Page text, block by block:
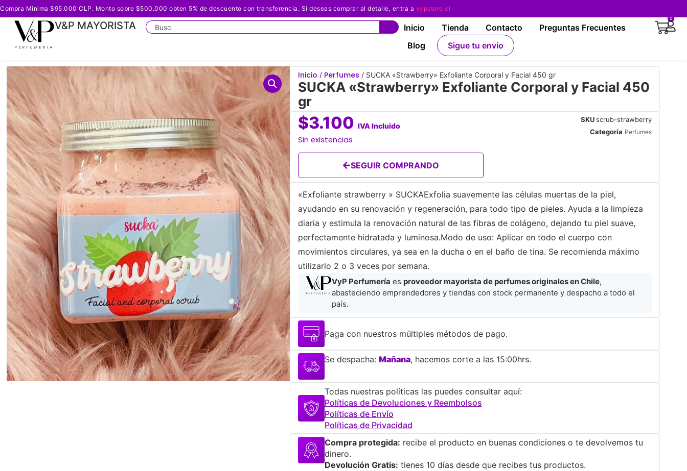
Compra Minima $95.000 CLP. Monto sobre $500.000 obten 5% de descuento con transferencia. Si deseas comprar al detalle, entra a vypstore.cl
V&P MAYORISTA Inicio Tienda Contacto
Preguntas Frecuentes
Blog
Sigue tu envío
0
Inicio / Perfumes / SUCKA «Strawberry» Exfoliante Corporal y Facial 450 gr
SUCKA «Strawberry» Exfoliante Corporal y Facial 450
gr
$3.100 IVA Incluido
Sin existencias
SEGUIR COMPRANDO
SKUscrub-strawberry
Categoría Perfumes
«Exfoliante strawberry » SUCKAExfolia suavemente las células muertas de la piel,
ayudando en su renovación y regeneración, para todo tipo de pieles. Ayuda a la limpieza
diaria y estimula la renovación natural de las fibras de colágeno, dejando tu piel suave,
perfectamente hidratada y luminosa.Modo de uso: Aplicar en todo el cuerpo con
movimientos circulares, ya sea en la ducha o en el baño de tina. Se recomienda máximo
utilizarlo 2 o 3 veces por semana.
VyP Perfumería es proveedor mayorista de perfumes originales en Chile,
abasteciendo emprendedores y tiendas con stock permanente y despacho a todo el
país.
Paga con nuestros múltiples métodos de pago.
Se despacha: Mañana, hacemos corte a las 15:00hrs.
Todas nuestras políticas las puedes consultar aquí:
Políticas de Devoluciones y Reembolsos
Políticas de Envío
Políticas de Privacidad
Compra protegida: recibe el producto en buenas condiciones o te devolvemos tu
dinero.
Devolución Gratis: tienes 10 días desde que recibes tus productos.